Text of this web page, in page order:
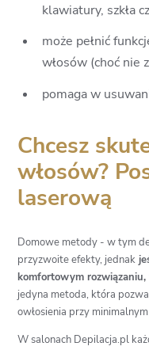
klawiatury, szkła
może pełnić
włosów (choć nie
pomaga w
Chcesz
włosów?
laserową
Domowe metody - w tym
przyzwoite efekty, jednak
komfortowym
jedyna metoda, która
owłosienia przy
W salonach Depilacja.pl